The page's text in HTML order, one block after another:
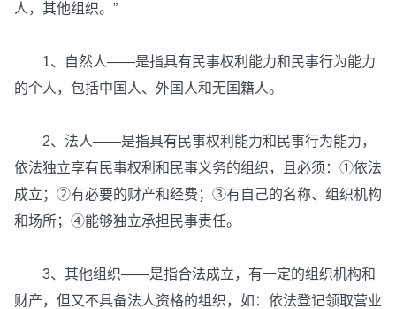
人，其他组织。”
1、自然人——是指具有民事权利能力和民事行为能力
的个人，包括中国人、外国人和无国籍人。
2、法人——是指具有民事权利能力和民事行为能力，
依法独立享有民事权利和民事义务的组织，且必须：①依法
成立；②有必要的财产和经费；③有自己的名称、组织机构
和场所；④能够独立承担民事责任。
3、其他组织——是指合法成立，有一定的组织机构和
财产，但又不具备法人资格的组织，如：依法登记领取营业